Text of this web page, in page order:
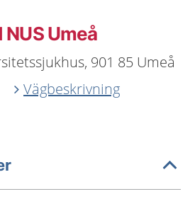
Umeå
901 85 Umeå
Vägbeskrivning